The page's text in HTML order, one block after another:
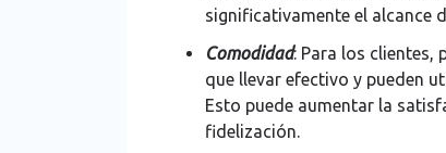
significativamente el alcance
Comodidad: Para los clientes,
que llevar efectivo y pueden
Esto puede aumentar la
fidelización.